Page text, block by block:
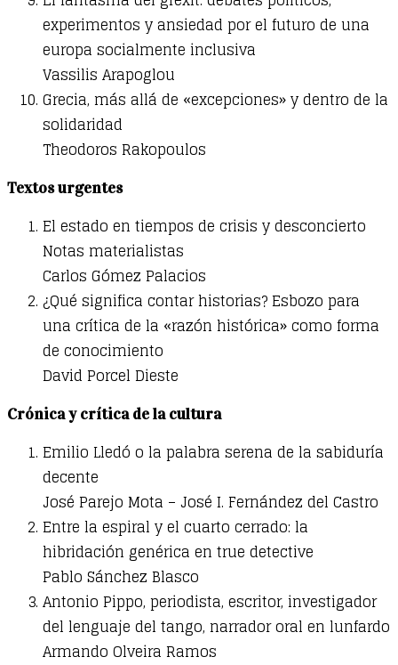
experimentos y ansiedad por el futuro de una
europa socialmente inclusiva
Vassilis Arapoglou
Grecia, más allá de «excepciones» y dentro de la
solidaridad
Theodoros Rakopoulos
Textos urgentes
El estado en tiempos de crisis y desconcierto
Notas materialistas
Carlos Gómez Palacios
¿Qué significa contar historias? Esbozo para
una crítica de la «razón histórica» como forma
de conocimiento
David Porcel Dieste
Crónica y crítica de la cultura
Emilio Lledó o la palabra serena de la sabiduría
decente
José Parejo Mota – José I. Fernández del Castro
Entre la espiral y el cuarto cerrado: la
hibridación genérica en true detective
Pablo Sánchez Blasco
Antonio Pippo, periodista, escritor, investigador
del lenguaje del tango, narrador oral en lunfardo
Armando Olveira Ramos